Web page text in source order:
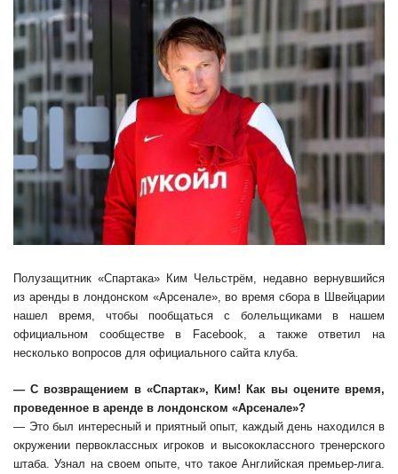
Полузащитник «Спартака» Ким Чельстрём, недавно вернувшийся
из аренды в лондонском «Арсенале», во время сбора в Швейцарии
нашел время, чтобы пообщаться с болельщиками в нашем
официальном сообществе в Facebook, а также ответил на
несколько вопросов для официального сайта клуба.
— С возвращением в «Спартак», Ким! Как вы оцените время,
проведенное в аренде в лондонском «Арсенале»?
— Это был интересный и приятный опыт, каждый день находился в
окружении первоклассных игроков и высококлассного тренерского
штаба. Узнал на своем опыте, что такое Английская премьер-лига.